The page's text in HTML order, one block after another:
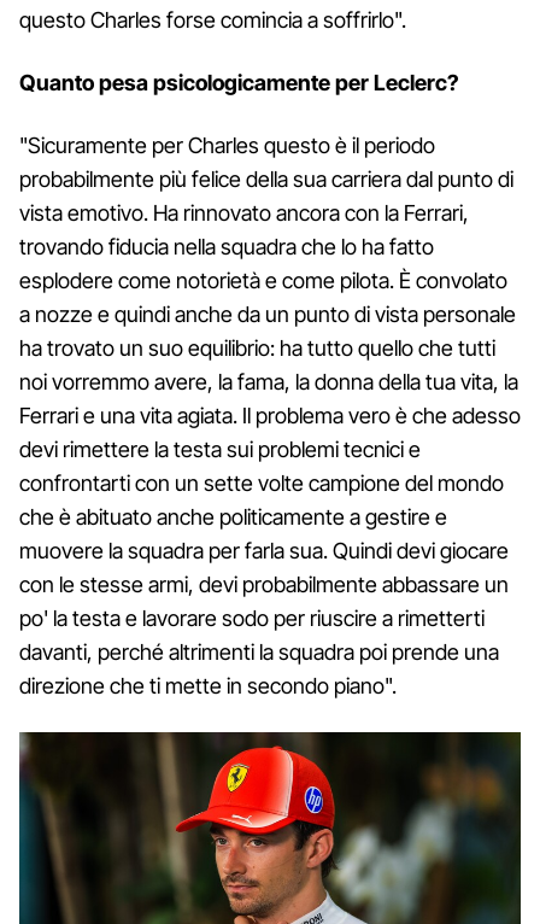
questo Charles forse comincia a soffrirlo".
Quanto pesa psicologicamente per Leclerc?
"Sicuramente per Charles questo è il periodo
probabilmente più felice della sua carriera dal punto di
vista emotivo. Ha rinnovato ancora con la Ferrari,
trovando fiducia nella squadra che lo ha fatto
esplodere come notorietà e come pilota. È convolato
a nozze e quindi anche da un punto di vista personale
ha trovato un suo equilibrio: ha tutto quello che tutti
noi vorremmo avere, la fama, la donna della tua vita, la
Ferrari e una vita agiata. Il problema vero è che adesso
devi rimettere la testa sui problemi tecnici e
confrontarti con un sette volte campione del mondo
che è abituato anche politicamente a gestire e
muovere la squadra per farla sua. Quindi devi giocare
con le stesse armi, devi probabilmente abbassare un
po' la testa e lavorare sodo per riuscire a rimetterti
davanti, perché altrimenti la squadra poi prende una
direzione che ti mette in secondo piano".